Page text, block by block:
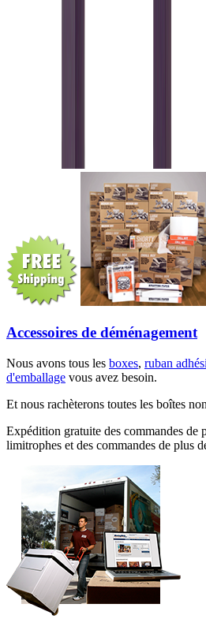
Accessoires de déménagement
Nous avons tous les boxes, ruban
d'emballage vous avez besoin.
Et nous rachèterons toutes les boîtes
Expédition gratuite des commandes de
limitrophes et des commandes de plus